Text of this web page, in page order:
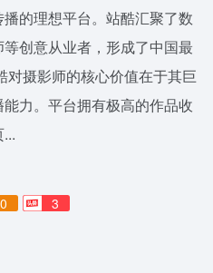
的理想平台。站酷汇聚了数
创意从业者，形成了中国最
摄影师的核心价值在于其巨
力。平台拥有极高的作品收
0 3